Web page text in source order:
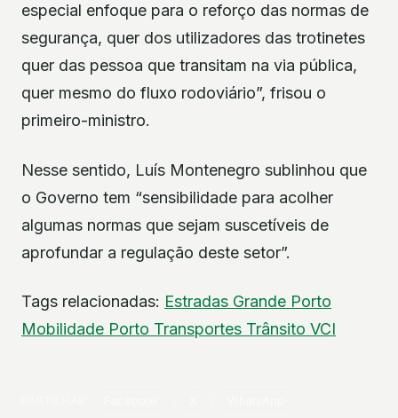
especial enfoque para o reforço das normas de
segurança, quer dos utilizadores das trotinetes
quer das pessoa que transitam na via pública,
quer mesmo do fluxo rodoviário”, frisou o
primeiro-ministro.
Nesse sentido, Luís Montenegro sublinhou que
o Governo tem “sensibilidade para acolher
algumas normas que sejam suscetíveis de
aprofundar a regulação deste setor”.
Tags relacionadas: Estradas Grande Porto
Mobilidade Porto Transportes Trânsito VCI